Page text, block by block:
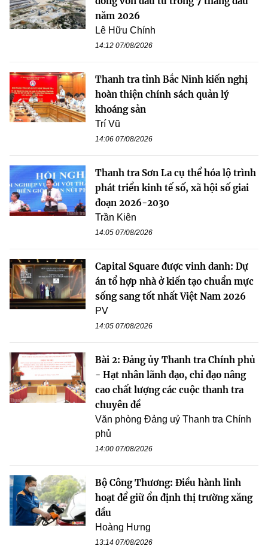
năm 2026
Lê Hữu Chính
14:12 07/08/2026
Thanh tra tỉnh Bắc Ninh kiến nghị
hoàn thiện chính sách quản lý
khoáng sản
Trí Vũ
14:06 07/08/2026
Thanh tra Sơn La cụ thể hóa lộ trình
phát triển kinh tế số, xã hội số giai
đoạn 2026-2030
Trần Kiên
14:05 07/08/2026
Capital Square được vinh danh: Dự
án tổ hợp nhà ở kiến tạo chuẩn mực
sống sang tốt nhất Việt Nam 2026
PV
14:05 07/08/2026
Bài 2: Đảng ủy Thanh tra Chính phủ
- Hạt nhân lãnh đạo, chỉ đạo nâng
cao chất lượng các cuộc thanh tra
chuyên đề
Văn phòng Đảng uỷ Thanh tra Chính
phủ
14:00 07/08/2026
Bộ Công Thương: Điều hành linh
hoạt để giữ ổn định thị trường xăng
dầu
Hoàng Hưng
13:14 07/08/2026